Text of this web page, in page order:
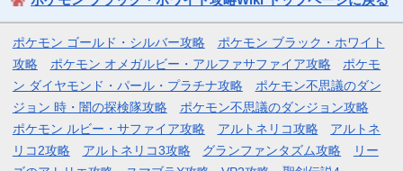
ポケモン ゴールド・シルバー攻略
ポケモン ブラック・ホワイト
攻略
ポケモン オメガルビー・アルファサファイア攻略
ポケモ
ン ダイヤモンド・パール・プラチナ攻略
ポケモン不思議のダン
ジョン 時・闇の探検隊攻略
ポケモン不思議のダンジョン攻略
ポケモン ルビー・サファイア攻略
アルトネリコ攻略
アルトネ
リコ2攻略
アルトネリコ3攻略 グランファンタズム攻略
リー